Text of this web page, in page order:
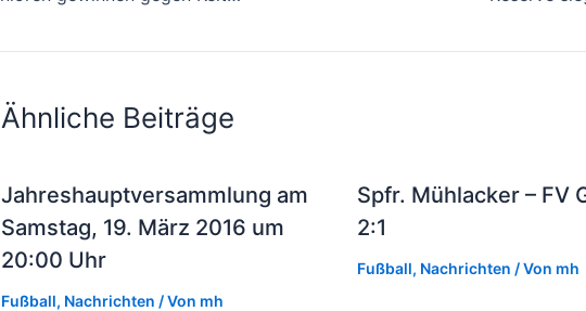
Ähnliche Beiträge
Jahreshauptversammlung am
Samstag, 19. März 2016 um
20:00 Uhr
Fußball, Nachrichten / Von mh
Spfr. Mühlacker – FV
2:1
Fußball, Nachrichten / Von mh